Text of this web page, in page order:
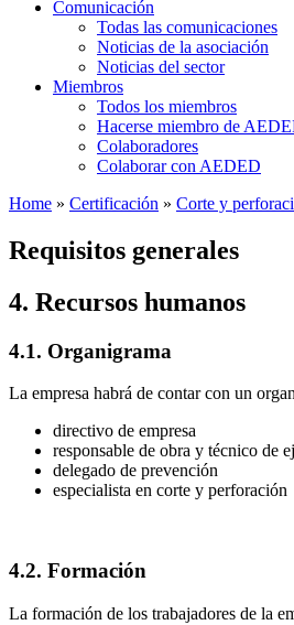
Comunicación
Todas las comunicaciones
Noticias de la asociación
Noticias del sector
Miembros
Todos los miembros
Hacerse miembro de
Colaboradores
Colaborar con AEDED
Home » Certificación » Corte y
Requisitos generales
4. Recursos humanos
4.1. Organigrama
La empresa habrá de contar con un
directivo de empresa
responsable de obra y técnico de
delegado de prevención
especialista en corte y perforación
4.2. Formación
La formación de los trabajadores de la